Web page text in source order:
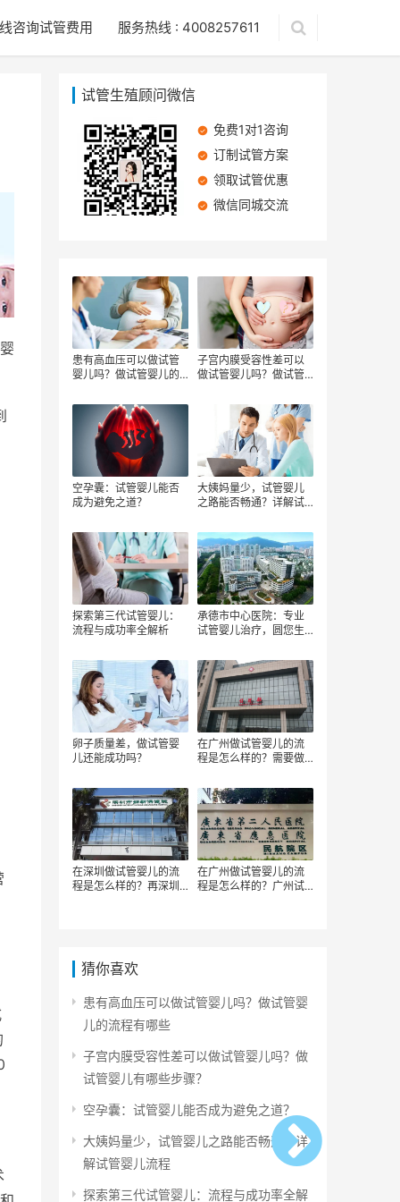
咨询试管费用 服务热线 : 4008257611
试管生殖顾问微信
免费1对1咨询
订制试管方案
领取试管优惠
微信同城交流
患有高血压可以做试管
婴儿吗？做试管婴儿的
子宫内膜受容性差可以
做试管婴儿吗？做试管
空孕囊：试管婴儿能否
成为避免之道？
大姨妈量少，试管婴儿
之路能否畅通？详解试
探索第三代试管婴儿：
流程与成功率全解析
承德市中心医院：专业
试管婴儿治疗，圆您生
卵子质量差，做试管婴
儿还能成功吗？
在广州做试管婴儿的流
程是怎么样的？需要做
在深圳做试管婴儿的流
程是怎么样的？再深圳
在广州做试管婴儿的流
程是怎么样的？广州试
猜你喜欢
患有高血压可以做试管婴儿吗？做试管婴
儿的流程有哪些
子宫内膜受容性差可以做试管婴儿吗？做
试管婴儿有哪些步骤？
空孕囊：试管婴儿能否成为避免之道？
大姨妈量少，试管婴儿之路能否畅通？详
解试管婴儿流程
探索第三代试管婴儿：流程与成功率全解